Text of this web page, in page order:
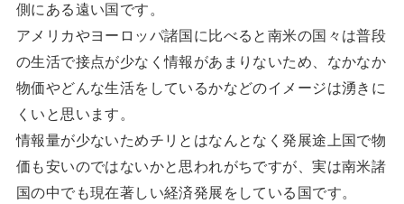
側にある遠い国です。
アメリカやヨーロッパ諸国に比べると南米の国々は普段
の生活で接点が少なく情報があまりないため、なかなか
物価やどんな生活をしているかなどのイメージは湧きに
くいと思います。
情報量が少ないためチリとはなんとなく発展途上国で物
価も安いのではないかと思われがちですが、実は南米諸
国の中でも現在著しい経済発展をしている国です。